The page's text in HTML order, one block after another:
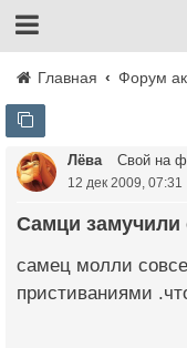
Главная Форум
Лёва Свой на
12 дек 2009, 07:31
самци
самец молли
пристиваниями